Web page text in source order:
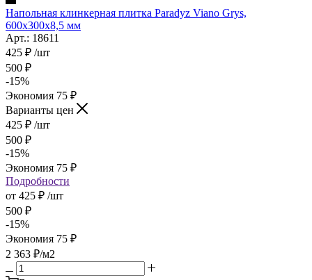
Напольная клинкерная плитка Paradyz Viano Grys,
600x300x8,5 мм
Арт.: 18611
425 ₽ /шт
500 ₽
-15%
Экономия 75 ₽
Варианты цен
425 ₽ /шт
500 ₽
-15%
Экономия 75 ₽
Подробности
от 425 ₽ /шт
500 ₽
-15%
Экономия 75 ₽
2 363 ₽/м2